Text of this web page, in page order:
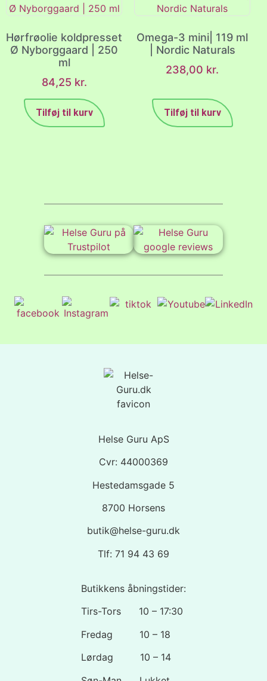
Hørfrøolie koldpresset
Ø Nyborggaard | 250
ml
84,25 kr.
Tilføj til kurv
Omega-3 mini| 119 ml
| Nordic Naturals
238,00 kr.
Tilføj til kurv
Helse Guru ApS
Cvr: 44000369
Hestedamsgade 5
8700 Horsens
butik@helse-guru.dk
Tlf: 71 94 43 69
Butikkens åbningstider:
Tirs-Tors 10 – 17:30
Fredag 10 – 18
Lørdag 10 – 14